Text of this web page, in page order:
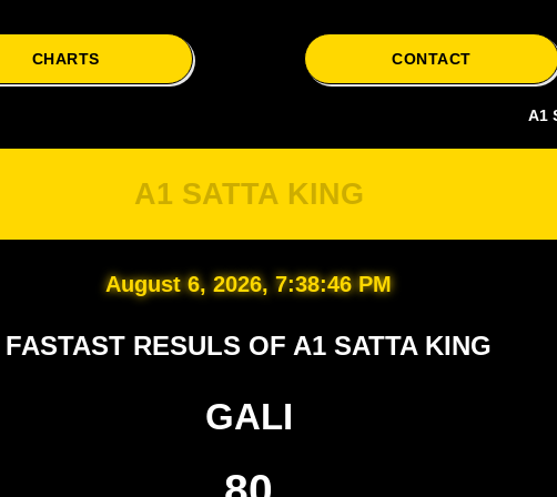
CHARTS CONTACT
A1 Satta
A1 SATTA KING
August 6, 2026, 7:38:47 PM
FASTAST RESULS OF A1 SATTA KING
GALI